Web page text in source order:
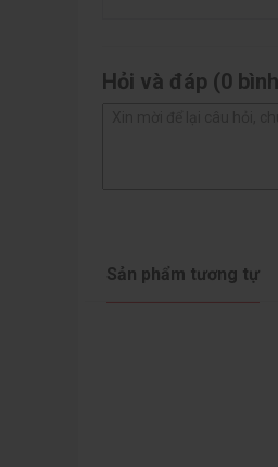
Bề mặt in hình bản đồ
Hỏi và đáp (0
Sản phẩm tương tự